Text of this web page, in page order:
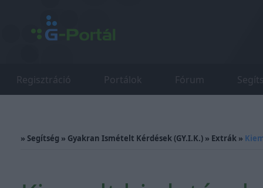
Regisztráció Portálok Fórum
» Segítség » Gyakran Ismételt Kérdések (GY.I.K.) » Extrák »